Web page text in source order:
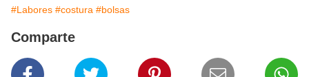
#Labores #costura #bolsas
Comparte